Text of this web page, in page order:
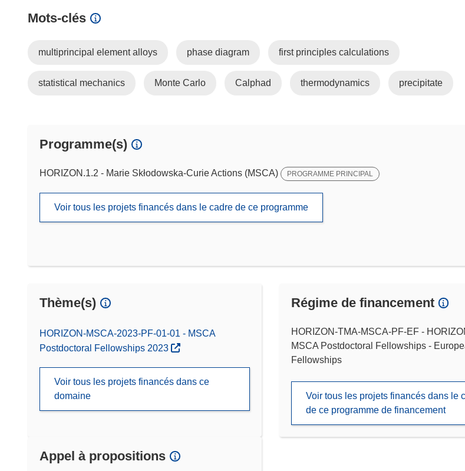
Mots‑clés
multiprincipal element alloys phase diagram first principles calculations
statistical mechanics Monte Carlo Calphad thermodynamics precipitate
Programme(s)
HORIZON.1.2 - Marie Skłodowska-Curie Actions (MSCA) PROGRAMME PRINCIPAL
Voir tous les projets financés dans le cadre de ce programme
Thème(s)
HORIZON-MSCA-2023-PF-01-01 - MSCA
Postdoctoral Fellowships 2023
Voir tous les projets financés dans ce
domaine
Régime de financement
HORIZON-TMA-MSCA-PF-EF -
MSCA Postdoctoral Fellowships -
Fellowships
Voir tous les projets financés dans le
de ce programme de financement
Appel à propositions